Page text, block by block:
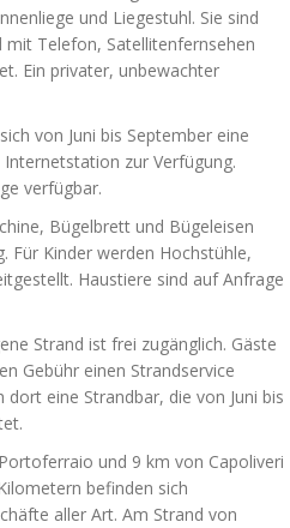
und Liegestuhl. Sie sind
Telefon, Satellitenfernsehen
Ein privater, unbewachter
von Juni bis September eine
zur Verfügung.
verfügbar.
Bügelbrett und Bügeleisen
Für Kinder werden Hochstühle,
Haustiere sind auf Anfrage
Strand ist frei zugänglich. Gäste
Gebühr einen Strandservice
eine Strandbar, die von Juni bis
und 9 km von Capoliveri
befinden sich
aller Art. Am Strand von